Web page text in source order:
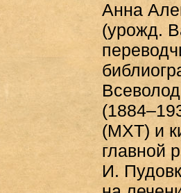
Анна
(урожд.
(МХТ) и
главной
И.